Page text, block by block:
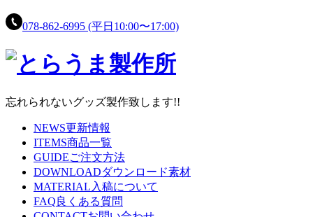
078-862-6995 (平日10:00〜17:00)
忘れられないグッズ製作致します!!
NEWS更新情報
ITEMS商品一覧
GUIDEご注文方法
DOWNLOADダウンロード素材
MATERIAL 入稿について
FAQ良くある質問